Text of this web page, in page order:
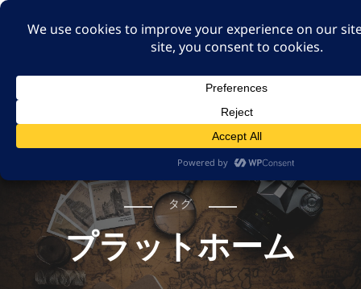
A GUT FEELING 7TH
身近な旅の記録や記憶、たまには思ったことも残そ
タグ
プラットホーム